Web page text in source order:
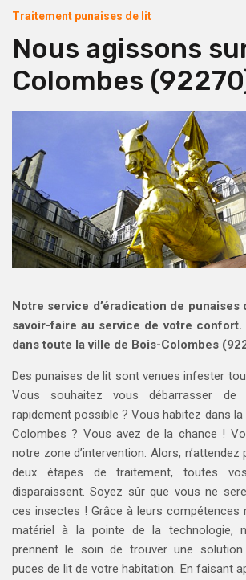
Traitement punaises de lit
Nous agissons
Colombes
Notre service d’éradication de
savoir-faire au service de votre confort.
dans toute la ville de Bois-Colombes
Des punaises de lit sont venues infester
Vous souhaitez vous débarrasser
rapidement possible ? Vous habitez dans
Colombes ? Vous avez de la chance !
notre zone d’intervention. Alors, n’attendez
deux étapes de traitement, toutes
disparaissent. Soyez sûr que vous ne
ces insectes ! Grâce à leurs compétences
matériel à la pointe de la technologie,
prennent le soin de trouver une solution
puces de lit de votre habitation. En faisant